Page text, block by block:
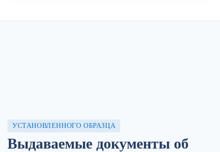
УСТАНОВЛЕННОГО ОБРАЗЦА
Выдаваемые документы об